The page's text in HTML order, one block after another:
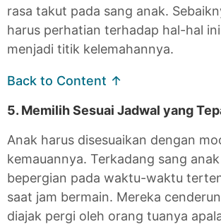
rasa takut pada sang anak.
harus perhatian terhadap hal-hal
menjadi titik kelemahannya.
Back to Content ↑
5. Memilih Sesuai Jadwal yang
Anak harus disesuaikan dengan
kemauannya. Terkadang sang
bepergian pada waktu-waktu
saat jam bermain. Mereka
diajak pergi oleh orang tuanya